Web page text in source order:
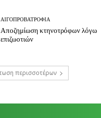
ΑΙΓΟΠΡΟΒΑΤΡΟΦΊΑ
Αποζημίωση κτηνοτρόφων λόγω
επιζωοτιών
περισσοτέρων